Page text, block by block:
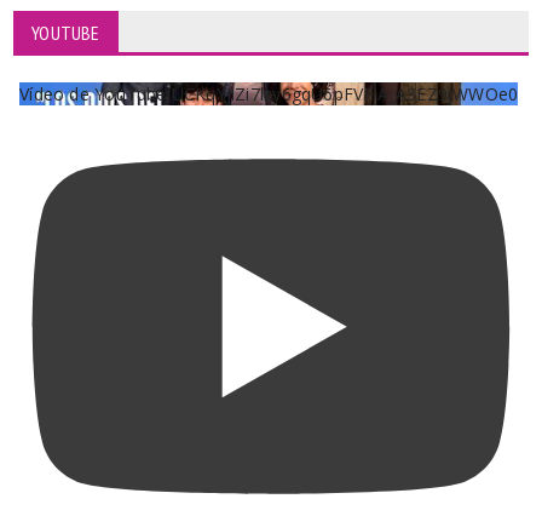
YOUTUBE
Vídeo de YouTube UCKqYjiZi7lzy6gqU6pFVFiA_A3EZ9JWWOe0